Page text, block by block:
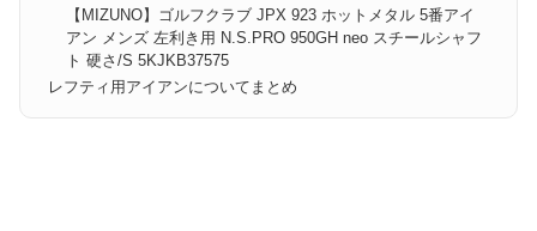
【MIZUNO】ゴルフクラブ JPX 923 ホットメタル 5番アイ
アン メンズ 左利き用 N.S.PRO 950GH neo スチールシャフ
ト 硬さ/S 5KJKB37575
レフティ用アイアンについてまとめ